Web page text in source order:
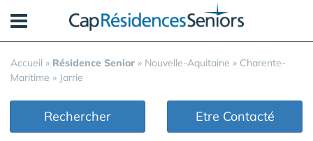
Accueil » Résidence Senior » Nouvelle-Aquitaine » Charente-
Maritime » Jarrie
Rechercher Etre Contacté